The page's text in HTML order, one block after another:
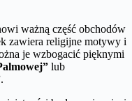
ważną część obchodów
zawiera religijne motywy i
je wzbogacić pięknymi
lub
.